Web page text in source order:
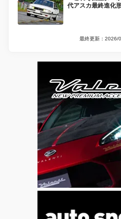
代アスカ最終進化
最終更新：2026/